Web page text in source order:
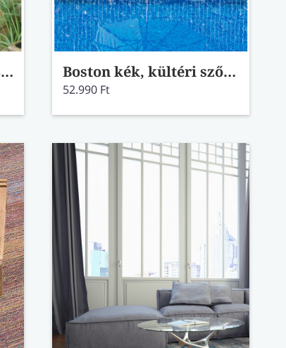
Newport szőnyeg 96033/8011-96 Boston kék, kültéri szőnyeg 98122/5000 160x230
52.990 Ft